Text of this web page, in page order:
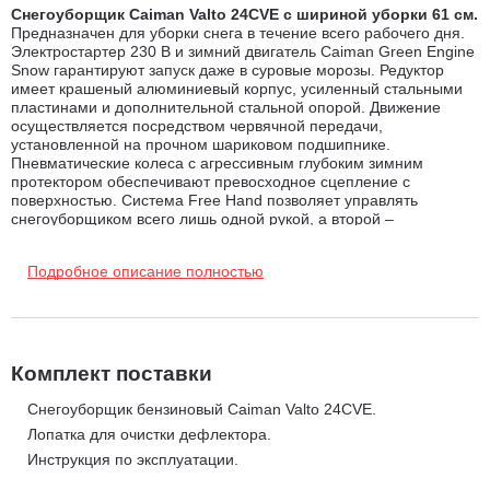
Снегоуборщик Caiman Valto 24CVE с шириной уборки 61 см.
Предназначен для уборки снега в течение всего рабочего дня.
Электростартер 230 В и зимний двигатель Caiman Green Engine
Snow гарантируют запуск даже в суровые морозы. Редуктор
имеет крашеный алюминиевый корпус, усиленный стальными
пластинами и дополнительной стальной опорой. Движение
осуществляется посредством червячной передачи,
установленной на прочном шариковом подшипнике.
Пневматические колеса с агрессивным глубоким зимним
протектором обеспечивают превосходное сцепление с
поверхностью. Система Free Hand позволяет управлять
снегоуборщиком всего лишь одной рукой, а второй –
Преимущества снегоуборщика Caiman Valto 24 CVE:
позвоночник оператора сводятся к минимуму. Центр тяжести
снегоуборщика смещён в сторону ковша, что позволяет ему
во время работы не "выпрыгивать" из снега. Результат -
Подробное описание полностью
Комплект поставки
Снегоуборщик бензиновый Caiman Valto 24CVE.
Лопатка для очистки дефлектора.
Инструкция по эксплуатации.